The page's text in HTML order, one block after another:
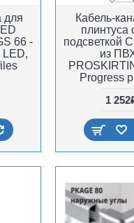
для
66 -
LED,
Кабель-
плинтуса
подсветкой
из
Progress
1